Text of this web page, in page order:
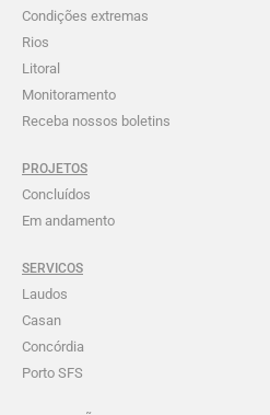
Condições extremas
Rios
Litoral
Monitoramento
Receba nossos boletins
PROJETOS
Concluídos
Em andamento
SERVICOS
Laudos
Casan
Concórdia
Porto SFS